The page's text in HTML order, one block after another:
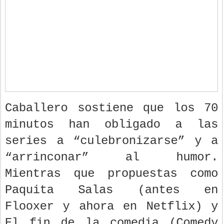
Caballero sostiene que los 70
minutos han obligado a las
series a “culebronizarse” y a
“arrinconar” al humor.
Mientras que propuestas como
Paquita Salas (antes en
Flooxer y ahora en Netflix) y